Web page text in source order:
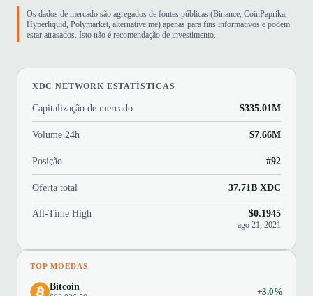
Os dados de mercado são agregados de fontes públicas (Binance, CoinPaprika,
Hyperliquid, Polymarket, alternative.me) apenas para fins informativos e podem
estar atrasados. Isto não é recomendação de investimento.
XDC NETWORK ESTATÍSTICAS
Capitalização de mercado $335.01M
Volume 24h $7.66M
Posição #92
Oferta total 37.71B XDC
All-Time High $0.1945
ago 21, 2021
TOP MOEDAS
Bitcoin +3.0%